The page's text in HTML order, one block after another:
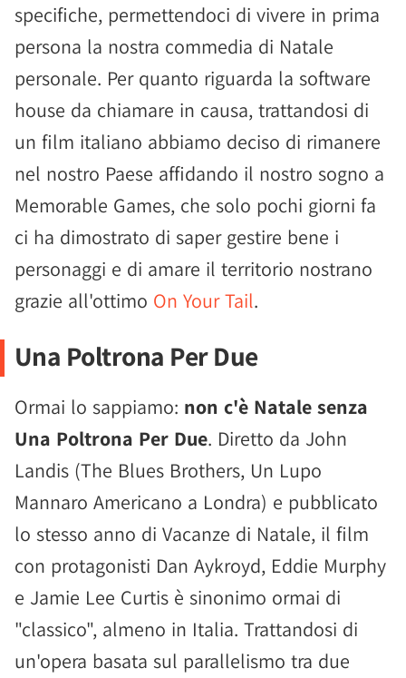
specifiche, permettendoci di vivere in prima
persona la nostra commedia di Natale
personale. Per quanto riguarda la software
house da chiamare in causa, trattandosi di
un film italiano abbiamo deciso di rimanere
nel nostro Paese affidando il nostro sogno a
Memorable Games, che solo pochi giorni fa
ci ha dimostrato di saper gestire bene i
personaggi e di amare il territorio nostrano
grazie all'ottimo On Your Tail.
Una Poltrona Per Due
Ormai lo sappiamo: non c'è Natale senza
Una Poltrona Per Due. Diretto da John
Landis (The Blues Brothers, Un Lupo
Mannaro Americano a Londra) e pubblicato
lo stesso anno di Vacanze di Natale, il film
con protagonisti Dan Aykroyd, Eddie Murphy
e Jamie Lee Curtis è sinonimo ormai di
"classico", almeno in Italia. Trattandosi di
un'opera basata sul parallelismo tra due